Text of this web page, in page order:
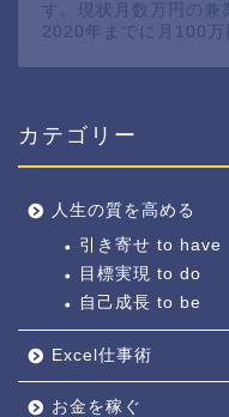
す。現状月数万円の兼
2020年までに月100万
カテゴリー
人生の質を高める
引き寄せ to have
目標実現 to do
自己成長 to be
Excel仕事術
お金を稼ぐ